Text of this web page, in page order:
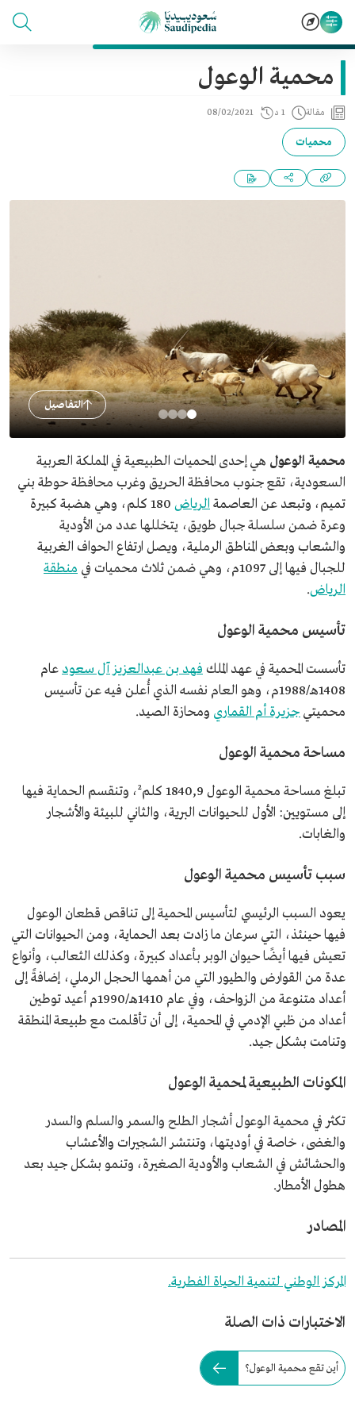
محمية الوعول
مقالة 1 د 08/02/2021
محميات
التفاصيل
محمية الوعول هي إحدى المحميات الطبيعية في المملكة العربية
السعودية، تقع جنوب محافظة الحريق وغرب محافظة حوطة بني
تميم، وتبعد عن العاصمة الرياض
180 كلم، وهي هضبة كبيرة
وعرة ضمن سلسلة جبال طويق، يتخللها عدد من الأودية
والشعاب وبعض المناطق الرملية، ويصل ارتفاع الحواف الغربية
للجبال فيها إلى 1097م، وهي ضمن ثلاث محميات في
منطقة
الرياض.
تأسيس محمية الوعول
تأسست المحمية في عهد الملك فهد بن عبدالعزيز آل سعود عام
1408هـ/1988م، وهو العام نفسه الذي أُعلن فيه عن تأسيس
محميتي جزيرة أم القماري ومحازة الصيد.
مساحة محمية الوعول
تبلغ مساحة محمية الوعول 1840,9 كلم²، وتنقسم الحماية فيها
إلى مستويين: الأول للحيوانات البرية، والثاني للبيئة والأشجار
والغابات.
سبب تأسيس محمية الوعول
يعود السبب الرئيسي لتأسيس المحمية إلى تناقص قطعان الوعول
فيها حينئذ، التي سرعان ما زادت بعد الحماية، ومن الحيوانات التي
تعيش فيها أيضًا حيوان الوبر بأعداد كبيرة، وكذلك الثعالب، وأنواع
عدة من القوارض والطيور التي من أهمها الحجل الرملي، إضافةً إلى
أعداد متنوعة من الزواحف، وفي عام 1410هـ/1990م أعيد توطين
أعداد من ظبي الإدمي في المحمية، إلى أن تأقلمت مع طبيعة المنطقة
وتنامت بشكل جيد.
المكونات الطبيعية لمحمية الوعول
تكثر في محمية الوعول أشجار الطلح والسمر والسلم والسدر
والغضى، خاصة في أوديتها، وتنتشر الشجيرات والأعشاب
والحشائش في الشعاب والأودية الصغيرة، وتنمو بشكل جيد بعد
هطول الأمطار.
المصادر
المركز الوطني لتنمية الحياة الفطرية.
الاختبارات ذات الصلة
أين تقع محمية الوعول؟